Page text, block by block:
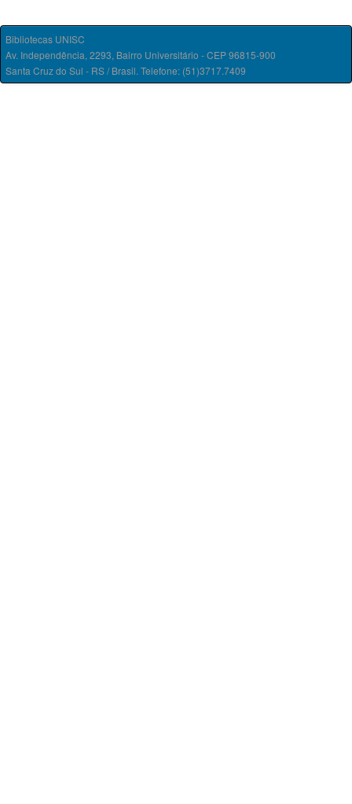
Bibliotecas UNISC
Av. Independência, 2293, Bairro Universitário - CEP 96815-900
Santa Cruz do Sul - RS / Brasil. Telefone: (51)3717.7409